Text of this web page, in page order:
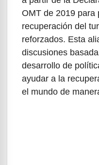
OMT de 2019 para
recuperación del
reforzados. Esta
discusiones
desarrollo de
ayudar a la
el mundo de